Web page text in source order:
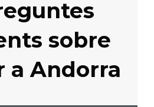
sobre
a Andorra